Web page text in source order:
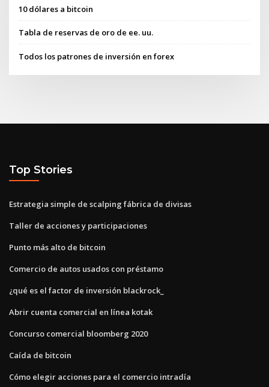
10 dólares a bitcoin
Tabla de reservas de oro de ee. uu.
Todos los patrones de inversión en forex
Top Stories
Estrategia simple de scalping fábrica de divisas
Taller de acciones y participaciones
Punto más alto de bitcoin
Comercio de autos usados ​​con préstamo
¿qué es el factor de inversión blackrock_
Abrir cuenta comercial en línea kotak
Concurso comercial bloomberg 2020
Caída de bitcoin
Cómo elegir acciones para el comercio intradía